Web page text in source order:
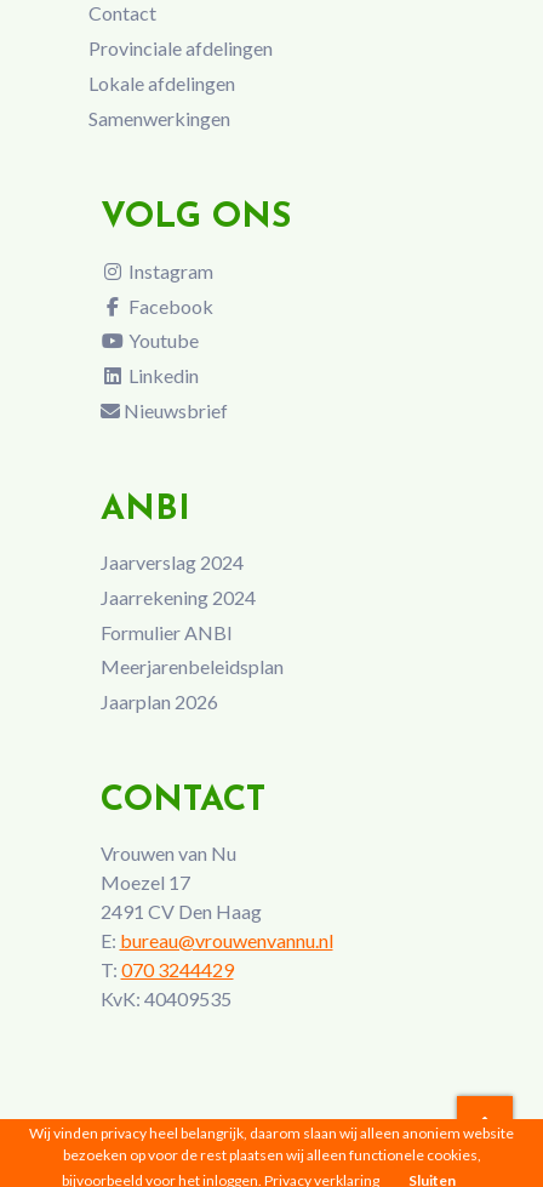
Contact
Provinciale afdelingen
Lokale afdelingen
Samenwerkingen
VOLG ONS
Instagram
Facebook
Youtube
Linkedin
Nieuwsbrief
ANBI
Jaarverslag 2024
Jaarrekening 2024
Formulier ANBI
Meerjarenbeleidsplan
Jaarplan 2026
CONTACT
Vrouwen van Nu
Moezel 17
2491 CV Den Haag
E: bureau@vrouwenvannu.nl
T: 070 3244429
KvK: 40409535
Vrouwen van Nu © 2026 |Privacyverklaring
Wij vinden privacy heel belangrijk, daarom slaan wij alleen anoniem website
bezoeken op voor de rest plaatsen wij alleen functionele cookies,
bijvoorbeeld voor het inloggen. Privacy verklaring Sluiten